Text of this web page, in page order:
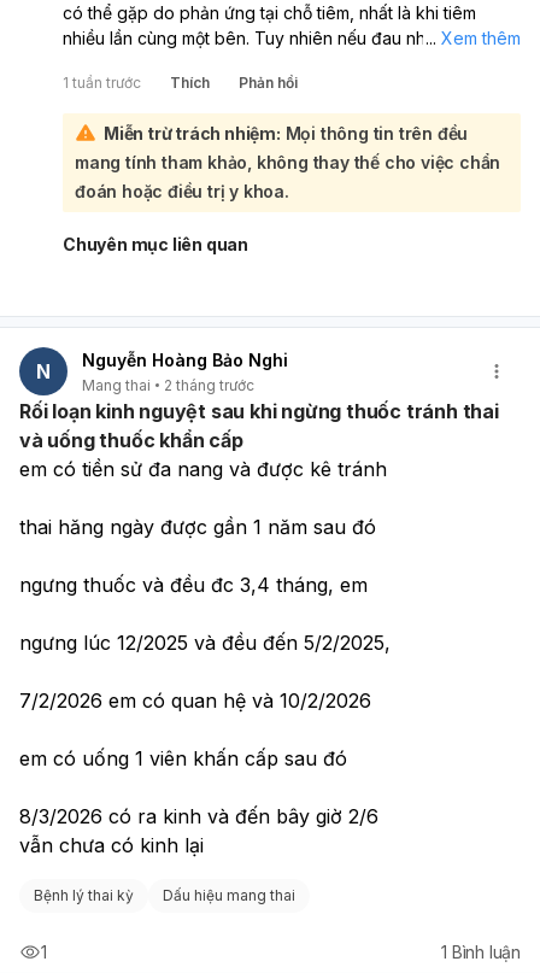
có thể gặp do phản ứng tại chỗ tiêm, nhất là khi tiêm
nhiều lần cùng một bên. Tuy nhiên nếu đau nhiều, sưng
quan:
Với tình trạng của em, nên báo ngay cho bác sĩ/điều
dưỡng đang điều trị để họ kiểm tra chỗ tiêm và đổi vị trí
tiêm bên còn lại hoặc đổi cách dùng thuốc nếu cần.
Không nên tự xoa bóp mạnh hay chườm nóng khi chưa
được hướng dẫn. Ngoài ra, em đang 13 tuần và đang điều
trị vì tử cung gò/co bóp, nên vẫn cần theo dõi sát. Nếu
nhẹ sau tiêm có thể là phản ứng thường gặp, nhưng vì em
viện kiểm tra sớm.
... Xem thêm
1 tuần trước Thích Phản hồi
Miễn trừ trách nhiệm: Mọi thông tin trên đều
mang tính tham khảo, không thay thế cho việc chẩn
đoán hoặc điều trị y khoa.
Chuyên mục liên quan
N Nguyễn Hoàng Bảo Nghi
Mang thai 2 tháng trước
Rối loạn kinh nguyệt sau khi ngừng thuốc tránh thai
và uống thuốc khẩn cấp
em có tiền sử đa nang và được kê tránh
thai hăng ngày được gần 1 năm sau đó
ngưng thuốc và đều đc 3,4 tháng, em
ngưng lúc 12/2025 và đều đến 5/2/2025,
7/2/2026 em có quan hệ và 10/2/2026
em có uống 1 viên khấn cấp sau đó
8/3/2026 có ra kinh và đến bây giờ 2/6
vẫn chưa có kinh lại
Bệnh lý thai kỳ Dấu hiệu mang thai
1 1 Bình luận